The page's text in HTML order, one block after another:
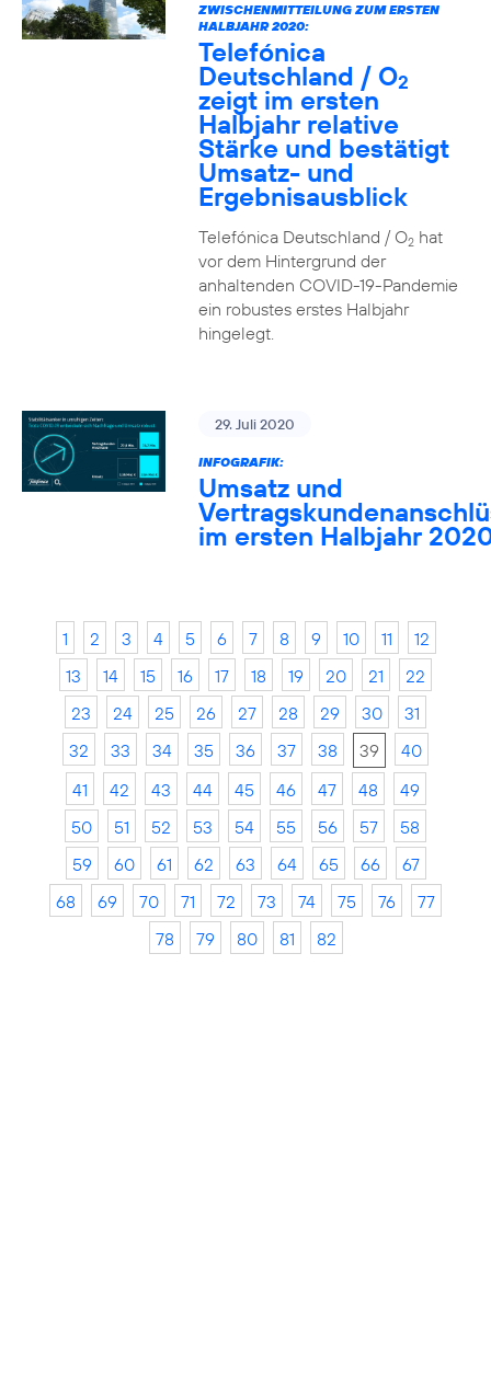
ZWISCHENMITTEILUNG ZUM ERSTEN
HALBJAHR 2020:
Telefónica
Deutschland / O2
zeigt im ersten
Halbjahr relative
Stärke und bestätigt
Umsatz- und
Ergebnisausblick
Telefónica Deutschland / O2hat
vor dem Hintergrund der
anhaltenden COVID-19-Pandemie
ein robustes erstes Halbjahr
hingelegt.
29. Juli 2020
INFOGRAFIK:
Umsatz und
im ersten Halbjahr
1 2 3 4 5 6 7 8 9 10 11
12
13
14 15 16 17 18 19 20 21
22
23
24 25 26 27 28 29 30
31
32
33 34 35 36 37 38 39
40
41
42 43 44 45 46 47 48
49
50
51 52 53 54 55 56 57
58
59
60 61 62 63 64 65 66
67
68
69 70 71 72 73 74 75 76
77
78
79 80 81 82